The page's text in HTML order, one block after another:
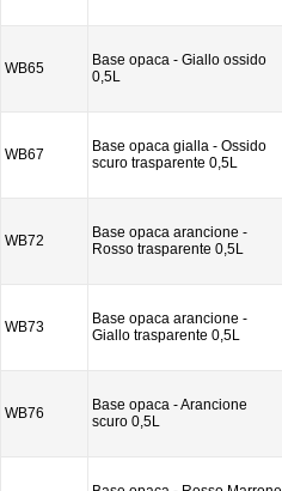
WB65
Base opaca - Giallo ossido
0,5L
WB67
Base opaca gialla - Ossido
scuro trasparente 0,5L
WB72
Base opaca arancione -
Rosso trasparente 0,5L
WB73
Base opaca arancione -
Giallo trasparente 0,5L
WB76
Base opaca - Arancione
scuro 0,5L